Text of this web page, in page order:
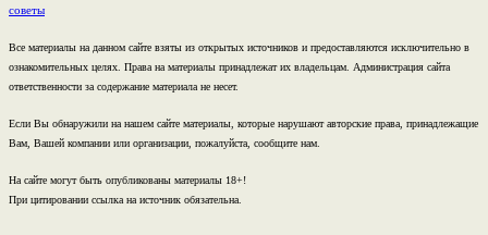
советы
Все материалы на данном сайте взяты из открытых источников и предоставляются исключительно в
ознакомительных целях. Права на материалы принадлежат их владельцам. Администрация сайта
ответственности за содержание материала не несет.
Если Вы обнаружили на нашем сайте материалы, которые нарушают авторские права, принадлежащие
Вам, Вашей компании или организации, пожалуйста, сообщите нам.
На сайте могут быть опубликованы материалы 18+!
При цитировании ссылка на источник обязательна.